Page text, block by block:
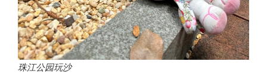
珠江公园玩沙